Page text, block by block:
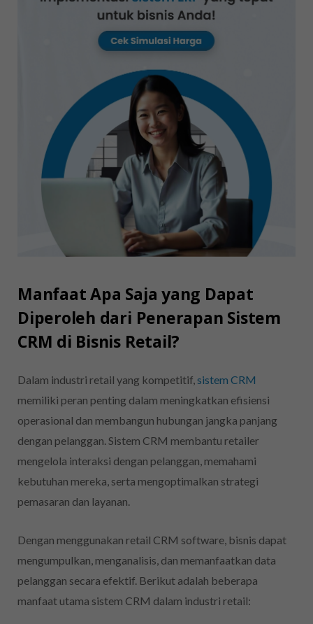
Manfaat Apa Saja yang Dapat
Diperoleh dari Penerapan Sistem
CRM di Bisnis Retail?
Dalam industri retail yang kompetitif, sistem CRM
memiliki peran penting dalam meningkatkan efisiensi
operasional dan membangun hubungan jangka panjang
dengan pelanggan. Sistem CRM membantu retailer
mengelola interaksi dengan pelanggan, memahami
kebutuhan mereka, serta mengoptimalkan strategi
pemasaran dan layanan.
Dengan menggunakan retail CRM software, bisnis dapat
mengumpulkan, menganalisis, dan memanfaatkan data
pelanggan secara efektif. Berikut adalah beberapa
manfaat utama sistem CRM dalam industri retail: